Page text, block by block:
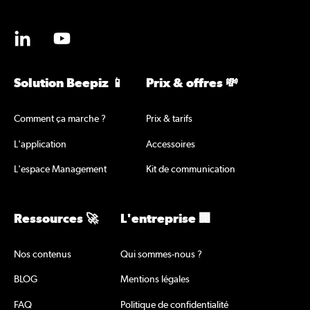
Solution Beepiz 📱
Comment ça marche ?
L'application
L'espace Management
Prix & offres 💸
Prix & tarifs
Accessoires
Kit de communication
Ressources 🚀
Nos contenus
BLOG
FAQ
L'entreprise 🏢
Qui sommes-nous ?
Mentions légales
Politique de confidentialité